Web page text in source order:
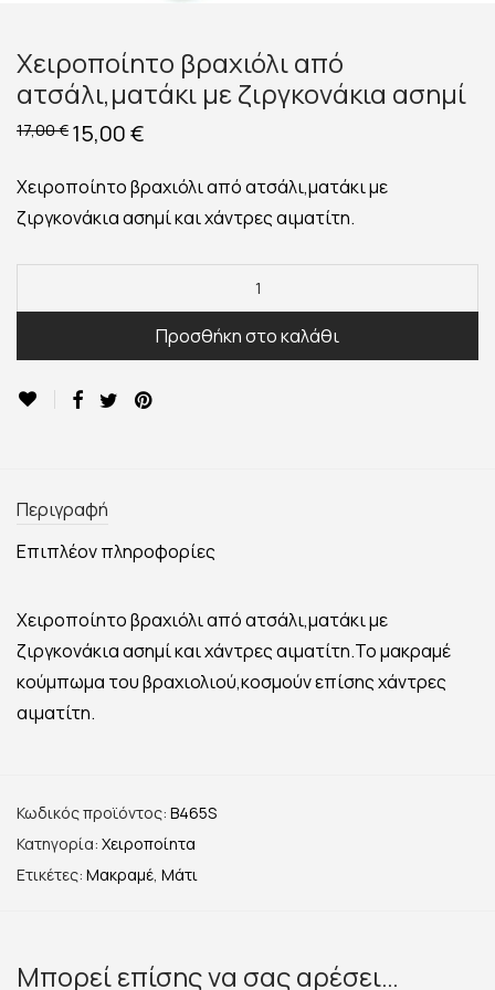
Χειροποίητο βραχιόλι από
ατσάλι,ματάκι με ζιργκονάκια ασημί
17,00€ Original
price
17,00 €.
15,00€
είναι:
15,00 €.
Χειροποίητο βραχιόλι από ατσάλι,ματάκι με
ζιργκονάκια ασημί και χάντρες αιματίτη.
Προσθήκη στο καλάθι
Περιγραφή
Επιπλέον πληροφορίες
Χειροποίητο βραχιόλι από ατσάλι,ματάκι με
ζιργκονάκια ασημί και χάντρες αιματίτη.Το μακραμέ
κούμπωμα του βραχιολιού,κοσμούν επίσης χάντρες
αιματίτη.
Κωδικός προϊόντος: B465S
Κατηγορία: Χειροποίητα
Ετικέτες: Μακραμέ, Μάτι
Μπορεί επίσης να σας αρέσει…